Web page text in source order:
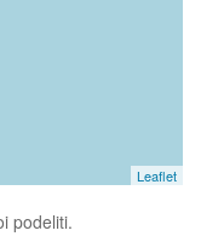
Leaflet
podeliti.